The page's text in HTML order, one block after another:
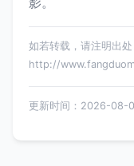
如若转载，请注明出处
http://
更新时间：2026-08-